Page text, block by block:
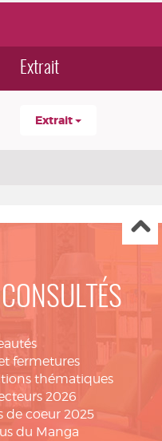
Extrait
Extrait
fermetures
thématiques
2026
de coeur 2025
du Manga